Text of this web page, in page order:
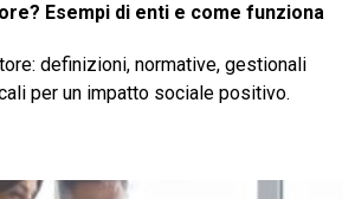
Esempi di enti e come funziona
definizioni, normative, gestionali
per un impatto sociale positivo.